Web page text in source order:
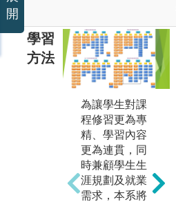
學習
方法
為讓學生對課
程修習更為專
精、學習內容
更為連貫，同
時兼顧學生生
涯規劃及就業
需求，本系將
開